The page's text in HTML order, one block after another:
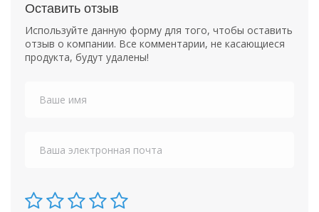
Оставить отзыв
Используйте данную форму для того, чтобы оставить
отзыв о компании. Все комментарии, не касающиеся
продукта, будут удалены!